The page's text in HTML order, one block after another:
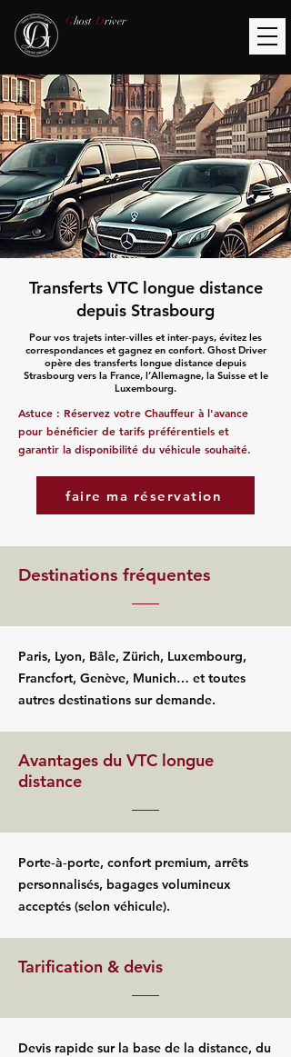
Ghost Driver
Transferts VTC longue distance
depuis Strasbourg
Pour vos trajets inter‑villes et inter‑pays, évitez les
correspondances et gagnez en confort. Ghost Driver
opère des transferts longue distance depuis
Strasbourg vers la France, l’Allemagne, la Suisse et le
Luxembourg.
Astuce : Réservez votre Chauffeur à l'avance
pour bénéficier de tarifs préférentiels et
garantir la disponibilité du véhicule souhaité.
faire ma réservation
Destinations fréquentes
Paris, Lyon, Bâle, Zürich, Luxembourg,
Francfort, Genève, Munich… et toutes
autres destinations sur demande.
Avantages du VTC longue
distance
Porte‑à‑porte, confort premium, arrêts
personnalisés, bagages volumineux
acceptés (selon véhicule).
Tarification & devis
Devis rapide sur la base de la distance, du